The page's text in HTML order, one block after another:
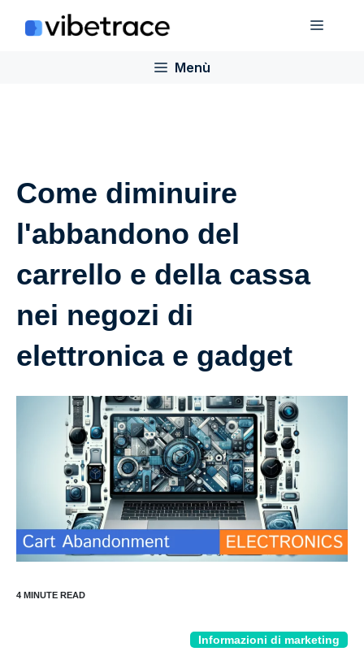
Menù
Menù
Come diminuire
l'abbandono del
carrello e della cassa
nei negozi di
elettronica e gadget
Informazioni di marketing